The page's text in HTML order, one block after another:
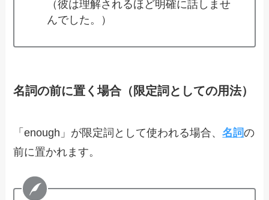
（彼は理解されるほど明確に話しませ
んでした。）
名詞の前に置く場合（限定詞としての用法）
「enough」が限定詞として使われる場合、名詞の
前に置かれます。